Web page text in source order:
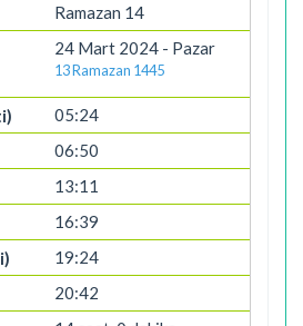
Ramazan 14
24 Mart 2024 - Pazar
13 Ramazan 1445
05:24
06:50
13:11
16:39
19:24
20:42